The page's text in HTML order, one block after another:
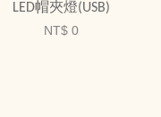
LED帽夾燈(USB)
NT$ 0